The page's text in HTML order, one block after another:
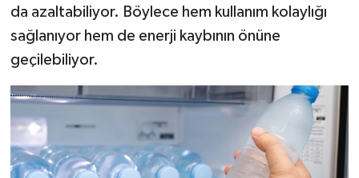
da azaltabiliyor. Böylece hem kullanım kolaylığı
sağlanıyor hem de enerji kaybının önüne
geçilebiliyor.